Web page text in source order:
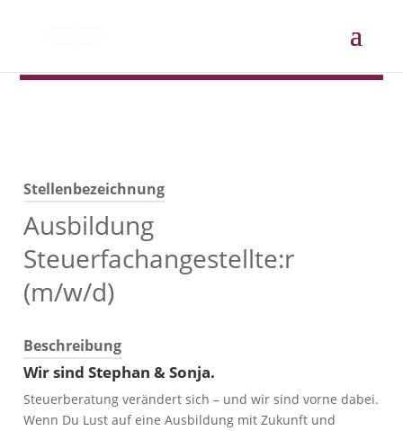
Stellenbezeichnung
Ausbildung
Steuerfachangestellte:r
(m/w/d)
Beschreibung
Wir sind Stephan & Sonja.
Steuerberatung verändert sich – und wir sind vorne dabei.
Wenn Du Lust auf eine Ausbildung mit Zukunft und